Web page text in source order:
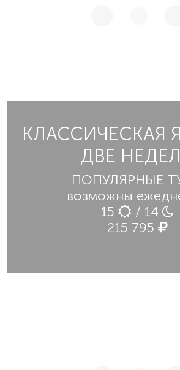
КЛАССИЧЕСКАЯ
ДВЕ
ПОПУЛЯРНЫЕ
возможны
15
/ 14
215 795